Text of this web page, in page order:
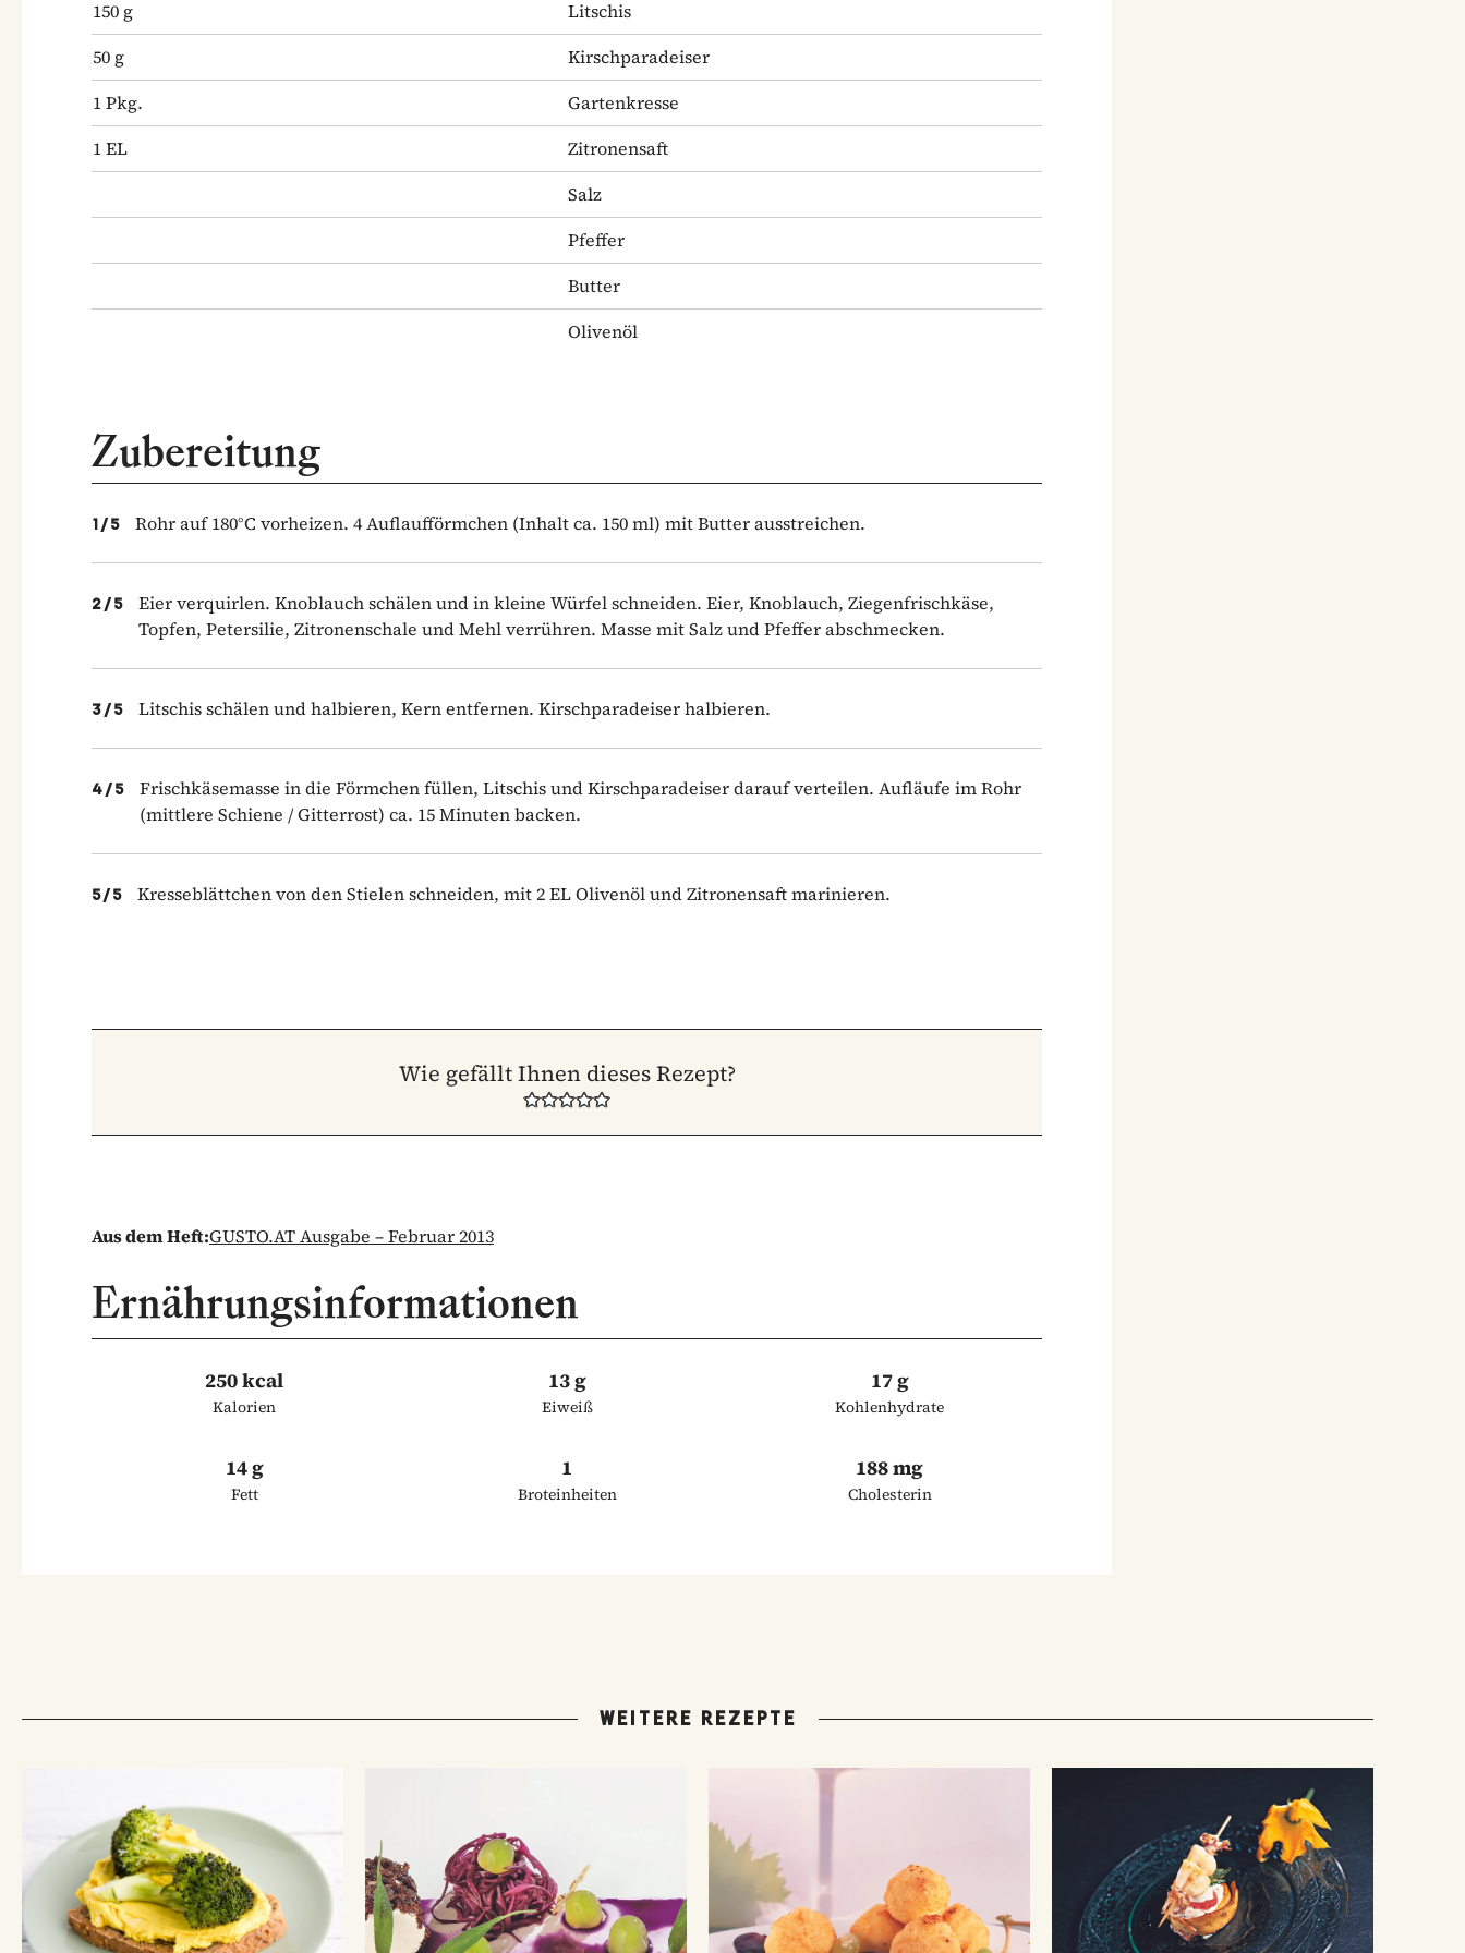
150 g
Litschis
50 g
Kirschparadeiser
1Pkg.
Gartenkresse
1EL
Zitronensaft
Salz
Pfeffer
Butter
Olivenöl
Zubereitung
1/5 Rohr auf 180°C vorheizen. 4 Auflaufförmchen (Inhalt ca. 150 ml) mit Butter ausstreichen.
2/5
Eier verquirlen. Knoblauch schälen und in kleine Würfel schneiden. Eier, Knoblauch, Ziegenfrischkäse,
Topfen, Petersilie, Zitronenschale und Mehl verrühren. Masse mit Salz und Pfeffer abschmecken.
3/5 Litschis schälen und halbieren, Kern ent­fernen. Kirschparadeiser halbieren.
4/5
Frischkäsemasse in die Förmchen füllen, Litschis und Kirschparadeiser darauf verteilen. Aufläufe im Rohr
(mittlere Schiene / Gitterrost) ca. 15 Minuten backen.
5/5 Kresseblättchen von den Stielen schneiden, mit 2 EL Olivenöl und Zitronensaft marinieren.
Wie gefällt Ihnen dieses Rezept?
Aus dem Heft:GUSTO.AT Ausgabe – Februar 2013
Ernährungsinformationen
250 kcal
Kalorien
13 g
Eiweiß
17 g
Kohlenhydrate
14 g
Fett
1
Broteinheiten
188 mg
Cholesterin
WEITERE REZEPTE